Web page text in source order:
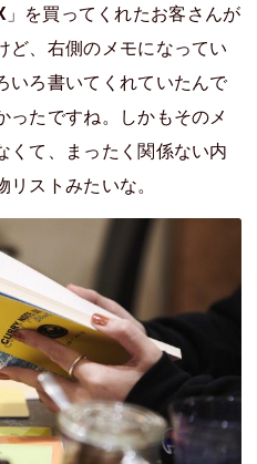
」を買ってくれたお客さんが
ど、右側のメモになってい
いろ書いてくれていたんで
たですね。しかもそのメ
くて、まったく関係ない内
ストみたいな。